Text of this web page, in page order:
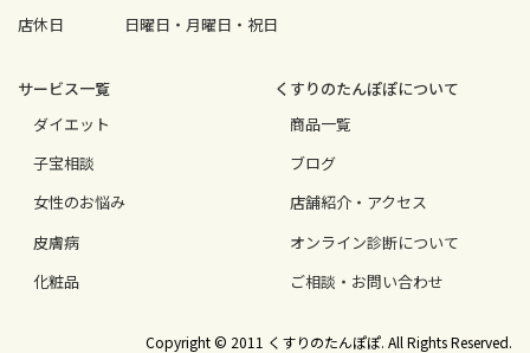
店休日
日曜日・月曜日・祝日
サービス⼀覧
ダイエット
⼦宝相談
⼥性のお悩み
⽪膚病
化粧品
くすりのたんぽぽについて
商品一覧
ブログ
店舗紹介・アクセス
オンライン診断について
ご相談・お問い合わせ
Copyright © 2011 くすりのたんぽぽ. All Rights Reserved.